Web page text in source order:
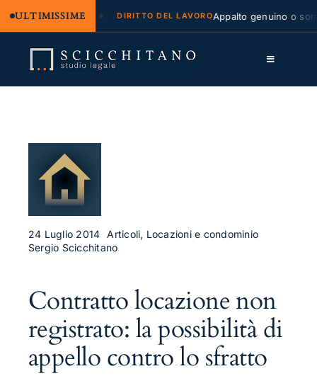
ULTIMISSIME
e regresso DIRITTO DEL LAVOROAppalto genuino o
contenuto
Toggle
Approfondimenti
Contatti
24 Luglio 2014
Articoli, Locazioni e condominio
Sergio Scicchitano
Contratto locazione non
registrato: la possibilità di
appello contro lo sfratto